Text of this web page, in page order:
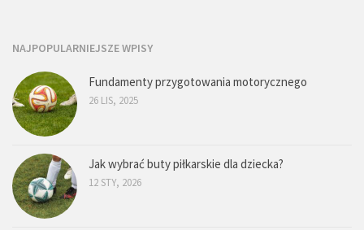
NAJPOPULARNIEJSZE WPISY
Fundamenty przygotowania motorycznego
26 LIS, 2025
Jak wybrać buty piłkarskie dla dziecka?
12 STY, 2026